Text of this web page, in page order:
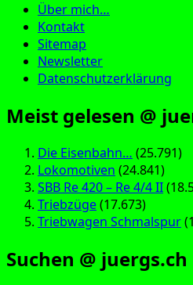
Über mich…
Kontakt
Sitemap
Newsletter
Datenschutzerklärung
Meist gelesen @
Die Eisenbahn… (25.791)
Lokomotiven (24.841)
SBB Re 420 – Re 4/4 II
Triebzüge(17.673)
Triebwagen Schmalspur
Suchen @ juergs.ch